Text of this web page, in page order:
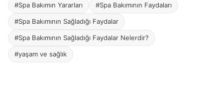
#Spa Bakımın Yararları #Spa Bakımının Faydaları
#Spa Bakımının Sağladığı Faydalar
#Spa Bakımının Sağladığı Faydalar Nelerdir?
#yaşam ve sağlık